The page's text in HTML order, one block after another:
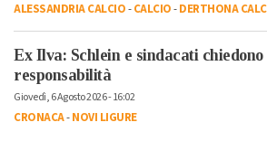
ALESSANDRIA CALCIO-CALCIO-DERTHONA
Ex Ilva: Schlein e sindacati
responsabilità
Giovedì, 6 Agosto 2026 - 16:02
CRONACA-NOVI LIGURE